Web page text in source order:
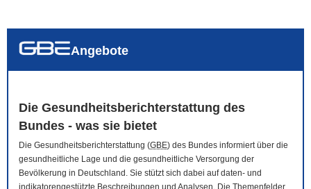
auch in allen Texten suchen (Volltextsuche)
Angebote
Die Gesundheitsberichterstattung des
Bundes - was sie bietet
Die Gesundheitsberichterstattung (GBE) des Bundes informiert über die
gesundheitliche Lage und die gesundheitliche Versorgung der
Bevölkerung in Deutschland. Sie stützt sich dabei auf daten- und